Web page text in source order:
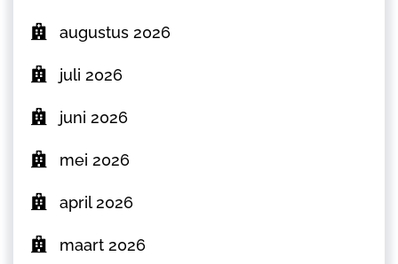
augustus 2026
juli 2026
juni 2026
mei 2026
april 2026
maart 2026